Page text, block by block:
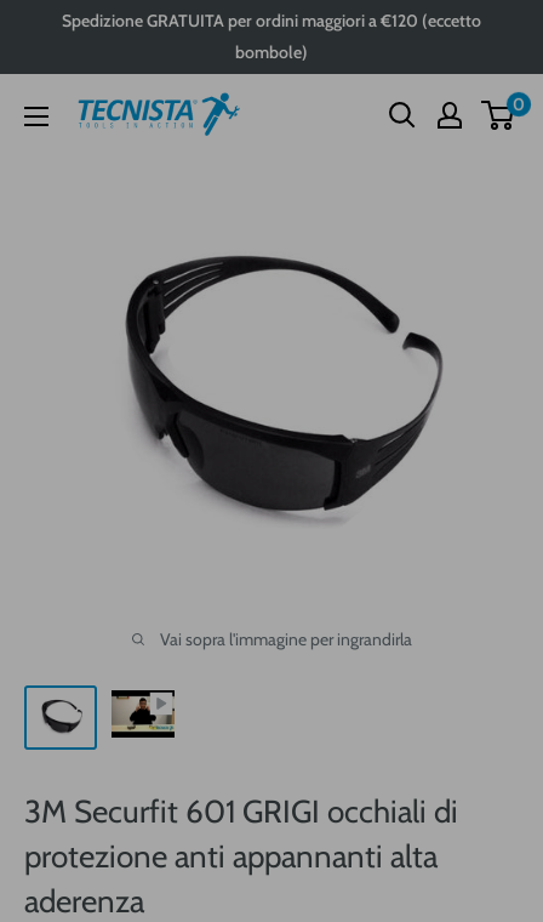
Spedizione GRATUITA per ordini maggiori a €120 (eccetto
bombole)
Tecnista 0
Vai sopra l'immagine per ingrandirla
3M Securfit 601 GRIGI occhiali di
protezione anti appannanti alta
aderenza